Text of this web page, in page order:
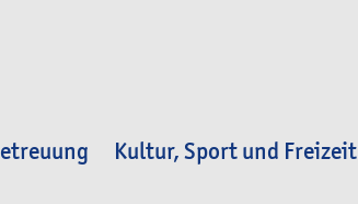
Kultur, Sport und Freizeit